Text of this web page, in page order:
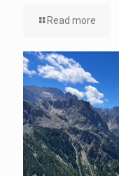
Read more